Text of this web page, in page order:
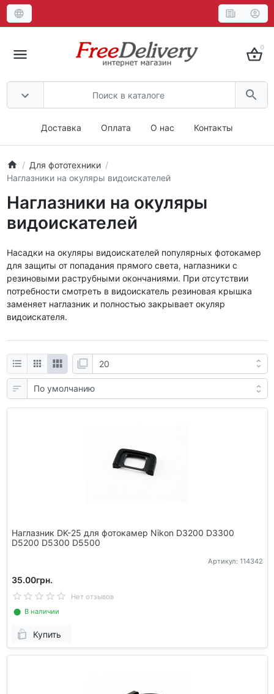
0
Доставка Оплата О нас Контакты
Для фототехники
Наглазники на окуляры видоискателей
Наглазники на окуляры
видоискателей
Насадки на окуляры видоискателей популярных фотокамер
для защиты от попадания прямого света, наглазники с
резиновыми раструбными окончаниями. При отсутствии
потребности смотреть в видоискатель резиновая крышка
заменяет наглазник и полностью закрывает окуляр
видоискателя.
Наглазник DK-25 для фотокамер Nikon D3200 D3300
D5200 D5300 D5500
Артикул: 114342
35.00грн.
Нет отзывов
⬤ В наличии
Купить